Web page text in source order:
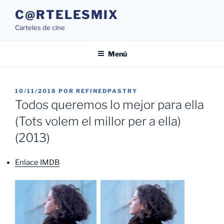
contenido
C@RTELESMIX
Carteles de cine
Menú
PUBLICADO
EL
10/11/2018 POR REFINEDPASTRY
Todos queremos lo mejor para ella
(Tots volem el millor per a ella)
(2013)
Enlace IMDB